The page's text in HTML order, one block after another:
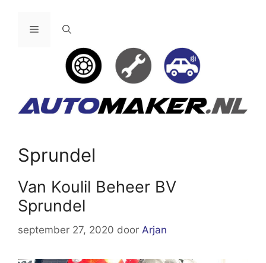
Menu
Sprundel
Van Koulil Beheer BV
Sprundel
september 27, 2020 door Arjan